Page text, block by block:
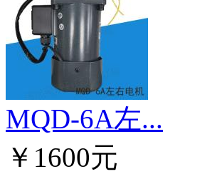
MQD-6A左...
￥1600元